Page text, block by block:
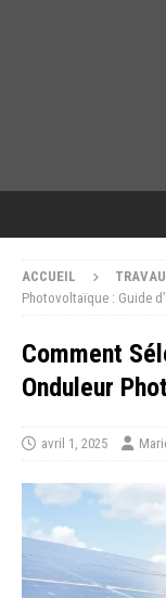
ACCUEIL
Photovoltaïque : Guide
Comment
Onduleur
avril 1, 2025